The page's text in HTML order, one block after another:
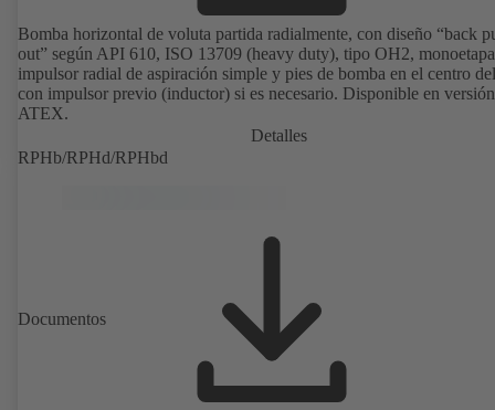
Bomba horizontal de voluta partida radialmente, con diseño “back
out” según API 610, ISO 13709 (heavy duty), tipo OH2,
impulsor radial de aspiración simple y pies de bomba en el centro
con impulsor previo (inductor) si es necesario. Disponible en versión
ATEX.
Detalles
RPHb/RPHd/RPHbd
Documentos